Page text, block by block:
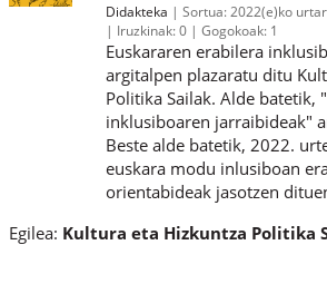
Didakteka Sortua: 2022(e)ko
Iruzkinak:0 Gogokoak: 1
Euskararen erabilera
argitalpen plazaratu ditu
Politika Sailak. Alde batetik,
inklusiboaren jarraibideak"
Beste alde batetik, 2022.
euskara modu inlusiboan
orientabideak jasotzen
Egilea: Kultura eta Hizkuntza Politika